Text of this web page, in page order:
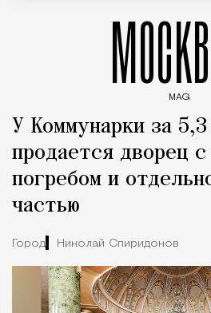
MAG
У Коммунарки за
продается дворец
погребом и
частью
Город Николай Спиридонов